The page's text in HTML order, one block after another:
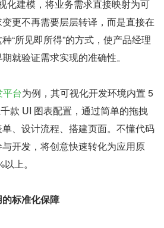
更不再需要层层转译，而是直接在
“所见即所得”的方式，使产品经理
就验证需求实现的准确性。
台为例，其可视化开发环境内置 5
款 UI 图表配置，通过简单的拖拽
、设计流程、搭建页面。不懂代码
开发，将创意快速转化为应用原
上。
标准化保障